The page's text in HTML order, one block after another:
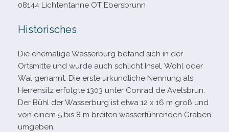
08144 Lichtentanne OT Ebersbrunn
Historisches
Die ehe­ma­lige Wasserburg befand sich in der
Ortsmitte und wurde auch schlicht Insel, Wohl oder
Wal genannt. Die erste urkund­li­che Nennung als
Herrensitz erfolgte 1303 unter Conrad de Avelsbrun.
Der Bühl der Wasserburg ist etwa 12 x 16 m groß und
von einem 5 bis 8 m brei­ten was­ser­füh­ren­den Graben
umgeben.